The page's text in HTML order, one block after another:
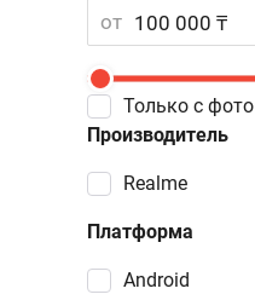
от
Производитель
Realme
Платформа
Android
Только с фото